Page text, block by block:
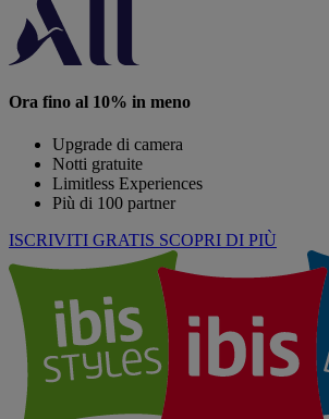
Ora fino al 10% in meno
Upgrade di camera
Notti gratuite
Limitless Experiences
Più di 100 partner
ISCRIVITI GRATIS SCOPRI DI PIÙ